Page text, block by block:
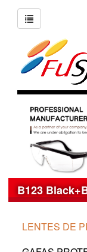
B123
LENTES DE